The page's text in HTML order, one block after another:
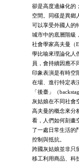
卻是高度邊緣化的
空間。同樣是異鄉
可以享受外國人的
城市中的底層階級
社會學家高夫曼（
學比喻來理論化人
員，會持續因應不
印象表演是有時空
在場、進行特定表
「後臺」（
灰姑娘在不同社會
高夫曼的概念來分
看，人們如何刻畫
了一處日常生活的
控制與抵抗。
跨國灰姑娘並非只
移工利用商品、科